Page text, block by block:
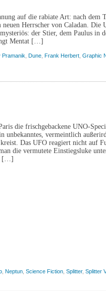
auf die rabiate Art: nach dem
neuen Herrscher von Caladan. Die
der Stier, dem Paulus in
Mentat […]
Pramanik Dune Frank Herbert Graphic
die frischgebackene UNO-
unbekanntes, vermeintlich
Das UFO reagiert nicht auf
die vermutete Einstiegsluke
[…]
Neptun Science Fiction Splitter, Splitter